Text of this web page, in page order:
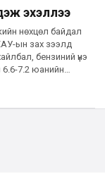
эхэллээ
нөхцөл байдал
ын зах зээлд
бензиний үнэ
7.2 юанийн